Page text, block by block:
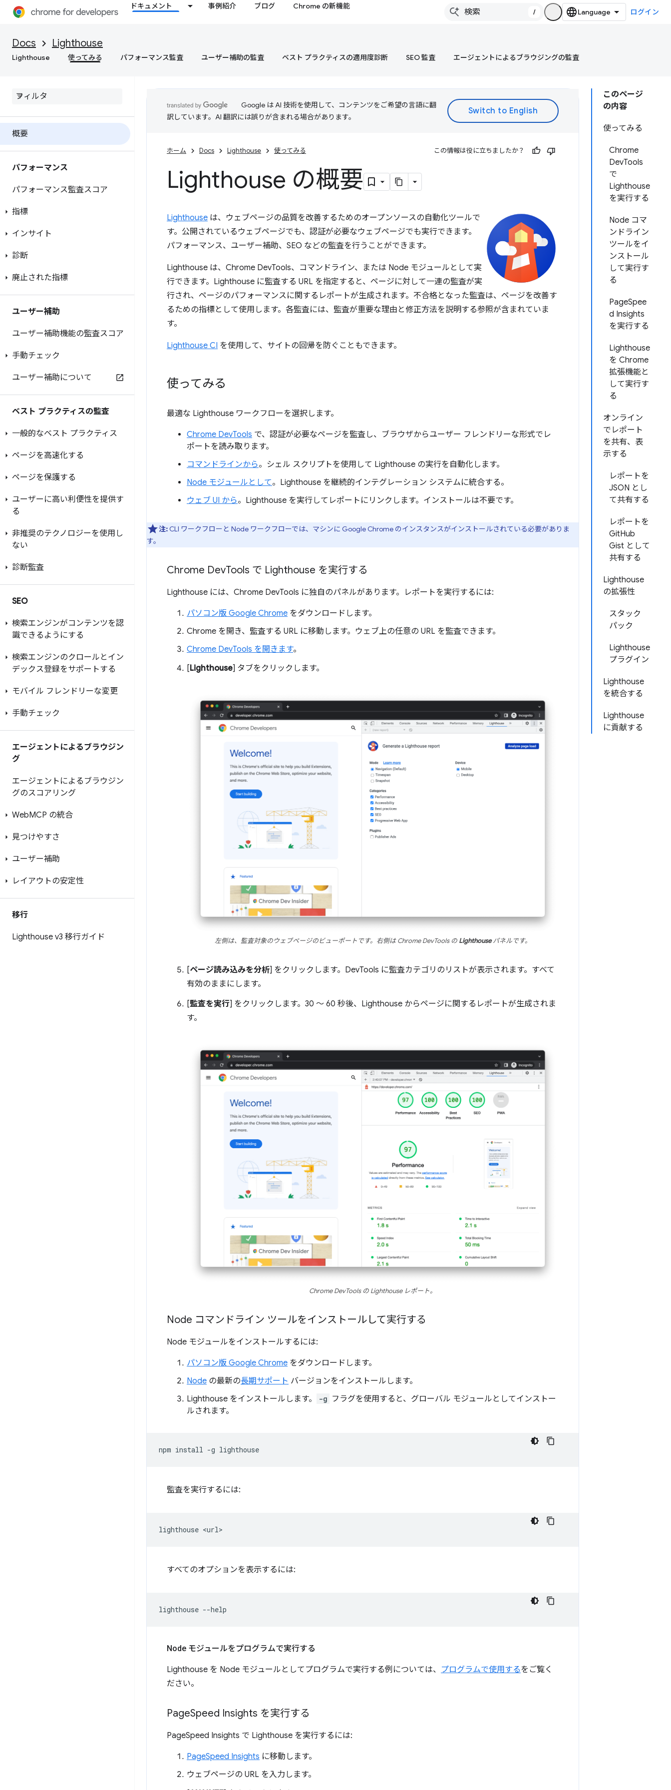
ドキュメント 事例紹介 ブログ Chrome の新機能
/ ログイン
Docs Lighthouse
Lighthouse 使ってみる パフォーマンス監査 ユーザー補助の監査 ベスト プラクティスの適用度診断 SEO 監査 エージェントによるブラウジングの監査
概要
パフォーマンス
パフォーマンス監査スコア
指標
インサイト
診断
廃止された指標
ユーザー補助
ユーザー補助機能の監査スコア
手動チェック
ユーザー補助について
ベスト プラクティスの監査
一般的なベスト プラクティス
ページを高速化する
ページを保護する
ユーザーに高い利便性を提供す
る
非推奨のテクノロジーを使用し
ない
診断監査
SEO
検索エンジンがコンテンツを認
識できるようにする
検索エンジンのクロールとイン
デックス登録をサポートする
モバイル フレンドリーな変更
手動チェック
エージェントによるブラウジン
グ
エージェントによるブラウジン
グのスコアリング
WebMCP の統合
見つけやすさ
ユーザー補助
レイアウトの安定性
移行
Lighthouse v3 移行ガイド
このページ
の内容
使ってみる
Chrome
DevTools
で
Lighthouse
を実行する
Node コマ
ンドライン
ツールをイ
ンストール
して実行す
る
PageSpee
d Insights
を実行する
Lighthouse
を Chrome
拡張機能と
して実行す
る
オンライン
でレポート
を共有、表
示する
レポートを
JSON とし
て共有する
レポートを
GitHub
Gist として
共有する
Lighthouse
の拡張性
スタック
パック
Lighthouse
プラグイン
Lighthouse
を統合する
Lighthouse
に貢献する
Google は AI 技術を使用して、コンテンツをご希望の言語に翻
訳しています。AI 翻訳には誤りが含まれる場合があります。
ホーム Docs Lighthouse 使ってみる この情報は役に立ちましたか？
Lighthouse の概要
Lighthouse は、ウェブページの品質を改善するためのオープンソースの自動化ツールで
す。公開されているウェブページでも、認証が必要なウェブページでも実行できます。
パフォーマンス、ユーザー補助、SEO などの監査を行うことができます。
Lighthouse は、Chrome DevTools、コマンドライン、または Node モジュールとして実
行できます。Lighthouse に監査する URL を指定すると、ページに対して一連の監査が実
行され、ページのパフォーマンスに関するレポートが生成されます。不合格となった監査は、ページを改善す
るための指標として使用します。各監査には、監査が重要な理由と修正方法を説明する参照が含まれていま
す。
Lighthouse CI を使用して、サイトの回帰を防ぐこともできます。
使ってみる
最適な Lighthouse ワークフローを選択します。
Chrome DevTools で、認証が必要なページを監査し、ブラウザからユーザー フレンドリーな形式でレ
ポートを読み取ります。
コマンドラインから。シェル スクリプトを使用して Lighthouse の実行を自動化します。
Node モジュールとして。Lighthouse を継続的インテグレーション システムに統合する。
ウェブ UI から。Lighthouse を実行してレポートにリンクします。インストールは不要です。
注: CLI ワークフローと Node ワークフローでは、マシンに Google Chrome のインスタンスがインストールされている必要がありま
す。
Chrome DevTools で Lighthouse を実行する
Lighthouse には、Chrome DevTools に独自のパネルがあります。レポートを実行するには:
パソコン版 Google Chrome をダウンロードします。
Chrome を開き、監査する URL に移動します。ウェブ上の任意の URL を監査できます。
Chrome DevTools を開きます。
[Lighthouse] タブをクリックします。
左側は、監査対象のウェブページのビューポートです。右側は Chrome DevTools の Lighthouseパネルです。
[ページ読み込みを分析] をクリックします。DevTools に監査カテゴリのリストが表示されます。すべて
有効のままにします。
[監査を実行] をクリックします。30 ～ 60 秒後、Lighthouse からページに関するレポートが生成されま
す。
Chrome DevTools の Lighthouse レポート。
Node コマンドライン ツールをインストールして実行する
Node モジュールをインストールするには:
パソコン版 Google Chrome をダウンロードします。
Node の最新の長期サポート バージョンをインストールします。
Lighthouse をインストールします。
-g フラグを使用すると、グローバル モジュールとしてインストー
ルされます。
npm install -g
監査を実行するには:
lighthouse
すべてのオプションを表示するには:
lighthouse
Node モジュールをプログラムで実行する
Lighthouse を Node モジュールとしてプログラムで実行する例については、 プログラムで使用するをご覧く
ださい。
PageSpeed Insights を実行する
PageSpeed Insights で Lighthouse を実行するには:
PageSpeed Insights に移動します。
ウェブページの URL を入力します。